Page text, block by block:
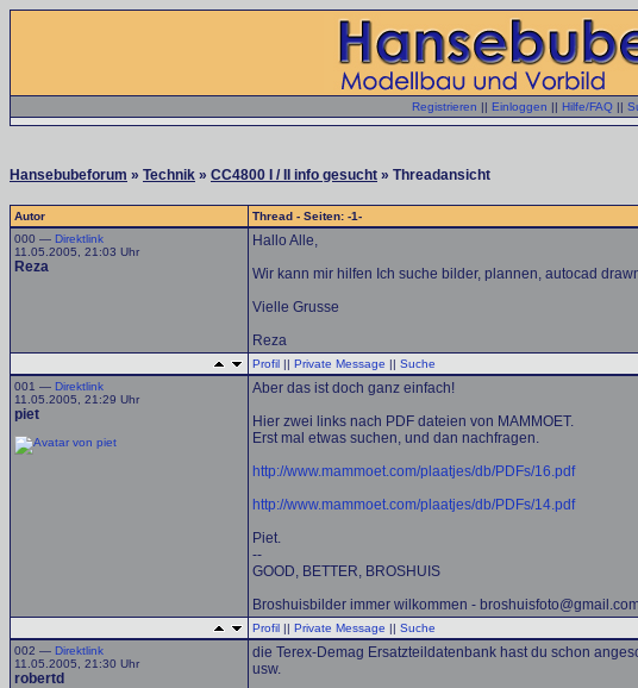
Registrieren || Einloggen || Hilfe/FAQ ||
Hansebubeforum » Technik » CC4800 I / II info gesucht » Threadansicht
Autor
Thread - Seiten: -1-
000 — Direktlink
11.05.2005, 21:03 Uhr
Reza
Hallo Alle,
Wir kann mir hilfen Ich suche bilder, plannen, autocad
Vielle Grusse
Reza
Profil || Private Message || Suche
001 — Direktlink
11.05.2005, 21:29 Uhr
piet
Aber das ist doch ganz einfach!
Hier zwei links nach PDF dateien von MAMMOET.
Erst mal etwas suchen, und dan nachfragen.
http://www.mammoet.com/plaatjes/db/PDFs/16.pdf
http://www.mammoet.com/plaatjes/db/PDFs/14.pdf
Piet.
--
GOOD, BETTER, BROSHUIS
Broshuisbilder immer wilkommen -
Profil || Private Message || Suche
002 — Direktlink
11.05.2005, 21:30 Uhr
robertd
die Terex-Demag Ersatzteildatenbank hast du schon
usw.